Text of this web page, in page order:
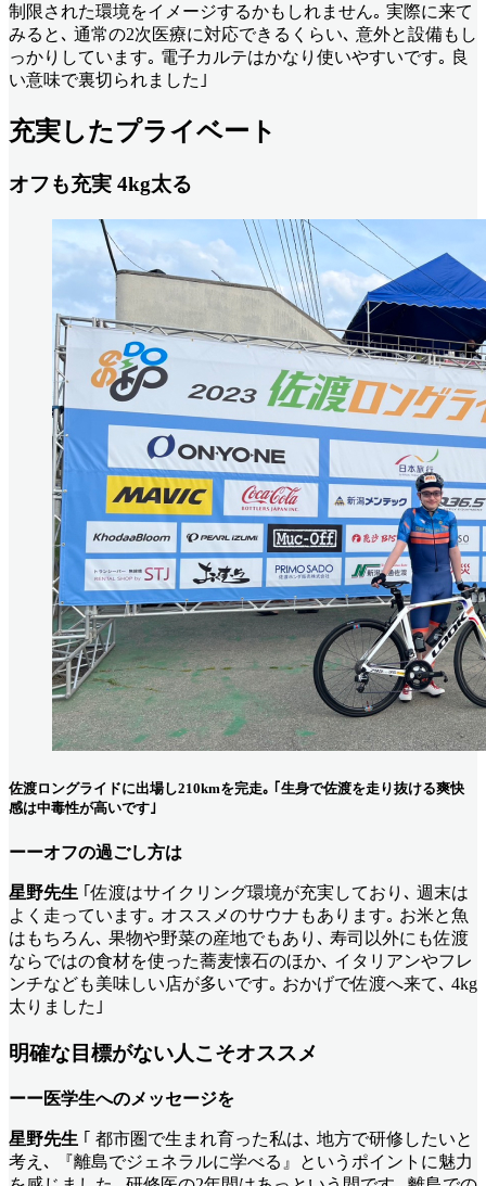
制限された環境をイメージするかもしれません｡ 実際に来て
みると､ 通常の2次医療に対応できるくらい､ 意外と設備もし
っかりしています｡ 電子カルテはかなり使いやすいです｡ 良
い意味で裏切られました｣
充実したプライベート
オフも充実 4kg太る
佐渡ロングライドに出場し210kmを完走｡ ｢生身で佐渡を走り抜ける爽快
感は中毒性が高いです｣
ーーオフの過ごし方は
星野先生 ｢佐渡はサイクリング環境が充実しており､ 週末は
よく走っています｡ オススメのサウナもあります｡ お米と魚
はもちろん､ 果物や野菜の産地でもあり､ 寿司以外にも佐渡
ならではの食材を使った蕎麦懐石のほか､ イタリアンやフレ
ンチなども美味しい店が多いです｡ おかげで佐渡へ来て､ 4kg
太りました｣
明確な目標がない人こそオススメ
ーー医学生へのメッセージを
星野先生 ｢ 都市圏で生まれ育った私は､ 地方で研修したいと
考え､ 『離島でジェネラルに学べる』というポイントに魅力